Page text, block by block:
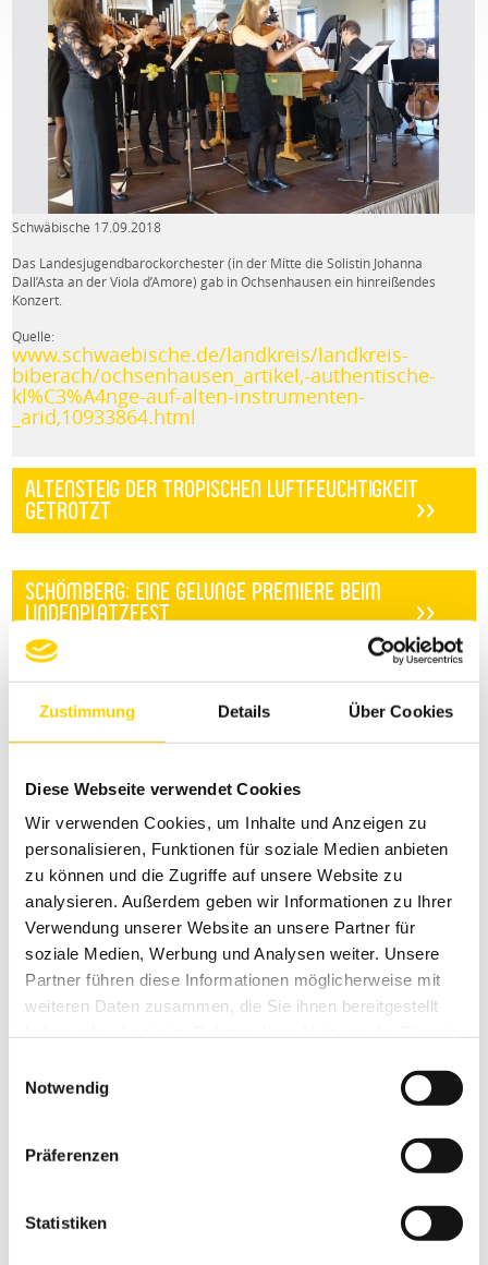
Zustimmung Details Über Cookies
Diese Webseite verwendet Cookies
Wir verwenden Cookies, um Inhalte und Anzeigen zu
personalisieren, Funktionen für soziale Medien anbieten
zu können und die Zugriffe auf unsere Website zu
analysieren. Außerdem geben wir Informationen zu Ihrer
Verwendung unserer Website an unsere Partner für
soziale Medien, Werbung und Analysen weiter. Unsere
Partner führen diese Informationen möglicherweise mit
weiteren Daten zusammen, die Sie ihnen bereitgestellt
Notwendig
Präferenzen
Statistiken
Schwäbische 17.09.2018
Das Landesjugendbarockorchester (in der Mitte die Solistin Johanna
Dall’Asta an der Viola d’Amore) gab in Ochsenhausen ein hinreißendes
Konzert.
Quelle:
www.schwaebische.de/landkreis/landkreis-
biberach/ochsenhausen_artikel,-authentische-
kl%C3%A4nge-auf-alten-instrumenten-
_arid,10933864.html
Altensteig Der tropischen Luftfeuchtigkeit
getrotzt
>>
www.schwarzwaelder-bote.de/inhalt.altensteig-
wuertt-der-tropischen-luftfeuchtigkeit-
getrotzt.49c7eda7-0924-471b-9f9c-
Schömberg: Eine gelunge Premiere beim
Lindenplatzfest
>>
www.schwarzwaelder-bote.de/
eine-gelunge-premiere-beim-lindenplatzfest-
Klänge in Barocker Pfarrkirche
>>
www.suedkurier.de/region/hochrhein/waldshut-
tiengen/Landesjugendorchester-in-Gurtweil-
Grenzach-Wyhlen Barocke Klänge präzise
und intensiv
>>
Die Oberbadische 07.01.2018
www.verlagshaus-jaumann.de/inhalt.grenzach-
wyhlen-barocke-klaenge-praezise-und-
intensiv.cdcdb25c-2610-4402-a983-
Einblick in Gefühle des Spätbarock: Junge
Musiker spielen auf historischen
Instrumenten
www.schwarzwaelder-bote.de/
>>
Bitz: Einzigartig in so vielerlei Hinsicht >>